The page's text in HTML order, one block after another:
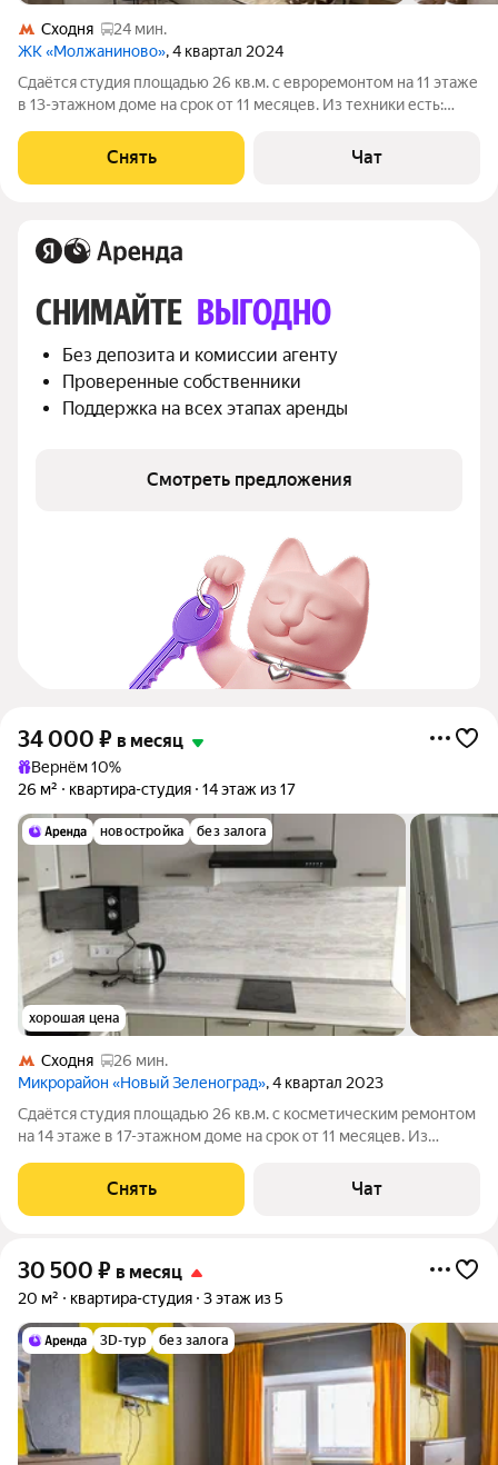
Сходня
24 мин.
ЖК «Молжаниново», 4 квартал 2024
Сдаётся студия площадью 26 кв.м. с евроремонтом на 11 этаже
в 13-этажном доме на срок от 11 месяцев. Из техники есть:
Посудомоечная машина Кондиционер Микроволновка
Пылесос Дом -
Снять Чат
СНИМАЙТЕ ВЫГОДНО
Без депозита и комиссии агенту
Проверенные собственники
Поддержка на всех этапах аренды
Смотреть предложения
34 000 ₽ в месяц
Вернём 10%
26 м²
квартира-студия 14 этаж из 17
новостройка без залога
хорошая цена
Сходня
26 мин.
Микрорайон «Новый Зеленоград», 4 квартал 2023
Сдаётся студия площадью 26 кв.м. с косметическим ремонтом
на 14 этаже в 17-этажном доме на срок от 11 месяцев. Из
Микроволновка Дом - монолитный, окна выходят во двор. В
подъезде 1 лифт - 0 грузовых и 1
Снять Чат
30 500 ₽ в месяц
20 м² квартира-студия 3 этаж из 5
3D-тур без залога